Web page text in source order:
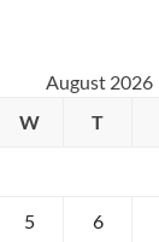
August 2026
W T
5 6